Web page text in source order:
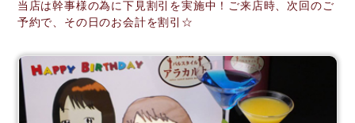
当店は幹事様の為に下見割引を実施中！ご来店時、次回のご
予約で、その日のお会計を割引☆